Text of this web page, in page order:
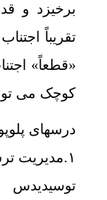
برخیزد و
تقریباً
«قطعاً»
کوچک می
درسهای
۱.مدیریت ترس